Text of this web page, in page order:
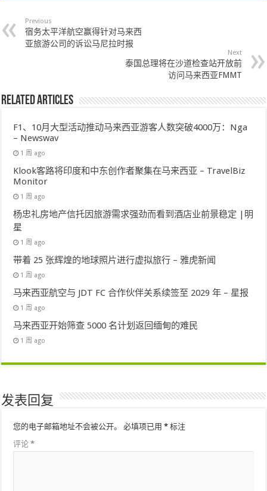
Previous
宿务太平洋航空​​赢得针对马来西
亚旅游公司的诉讼马尼拉时报
Next
泰国总理将在沙道检查站开放前
访问马来西亚FMMT
Related Articles
F1、10月大型活动推动马来西亚游客人数突破4000万：Nga
– Newswav
1 周 ago
Klook客路将印度和中东创作者聚集在马来西亚 – TravelBiz
Monitor
1 周 ago
杨忠礼房地产信托因旅游需求强劲而看到酒店业前景稳定 |明
星
1 周 ago
带着 25 张辉煌的地球照片进行虚拟旅行 – 雅虎新闻
1 周 ago
马来西亚航空与 JDT FC 合作伙伴关系续签至 2029 年 – 星报
1 周 ago
马来西亚开始筛查 5000 名计划返回缅甸的难民
1 周 ago
发表回复
您的电子邮箱地址不会被公开。 必填项已用* 标注
评论*